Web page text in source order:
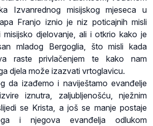
Izvanrednog misijskog mjeseca u
Franjo iznio je niz poticajnih misli
djelovanje, ali i otkrio kako je
mladog Bergoglia, što misli kada
raste privlačenjem te kako nam
djela može izazvati vrtoglavicu.
da izađemo i naviještamo evanđelje
iznutra, zaljubljenošću, nježnim
se Krista, a još se manje postaje
i njegova evanđelja odlukom